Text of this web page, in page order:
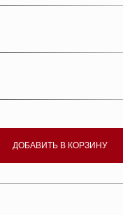
ДОБАВИТЬ В КОРЗИНУ